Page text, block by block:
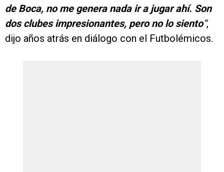
de Boca, no me genera nada ir a jugar ahí. Son
dos clubes impresionantes, pero no lo siento“,
dijo años atrás en diálogo con el Futbolémicos.